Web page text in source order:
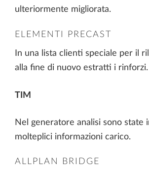
ulteriormente migliorata.
ELEMENTI PRECAST
In una lista clienti speciale per il
alla fine di nuovo estratti i rinforzi.
TIM
Nel generatore analisi sono state
molteplici informazioni carico.
ALLPLAN BRIDGE